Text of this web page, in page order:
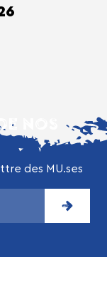
NOS
des MU.ses